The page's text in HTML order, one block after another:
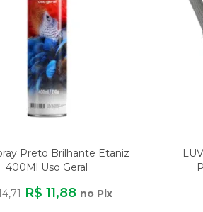
Preto Brilhante Etaniz
400Ml Uso Geral
R$ 11,88 no Pix